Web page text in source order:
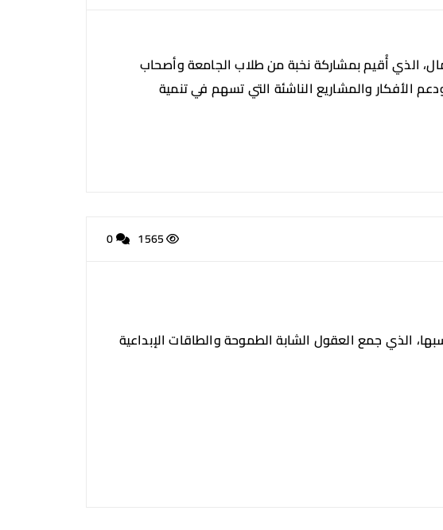
اختتام المخيم الأول لريادة الأعمال، الذي أُقيم بمشاركة نخبة من طلاب الجامعة وأصحاب
الأفكار والمشاريع الناشئة التي تسهم في تنمية
1565
لريادة الأعمال بجامعة سبها، الذي جمع العقول الشابة الطموحة والطاقات الإبداعية